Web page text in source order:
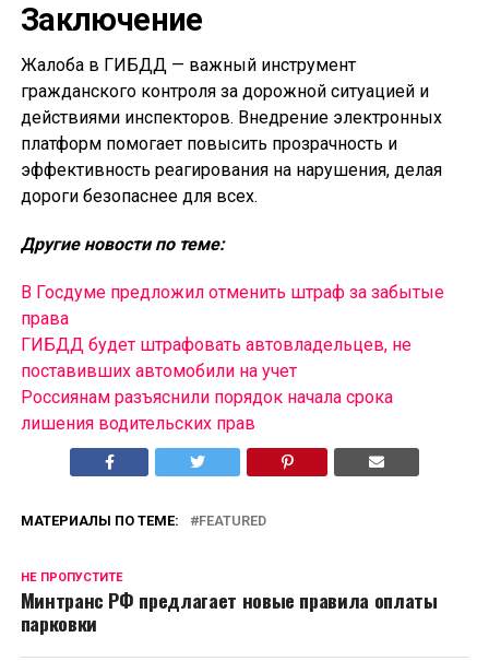
Заключение
Жалоба в ГИБДД — важный инструмент
гражданского контроля за дорожной ситуацией и
действиями инспекторов. Внедрение электронных
платформ помогает повысить прозрачность и
эффективность реагирования на нарушения, делая
дороги безопаснее для всех.
Другие новости по теме:
В Госдуме предложил отменить штраф за забытые
права
ГИБДД будет штрафовать автовладельцев, не
поставивших автомобили на учет
Россиянам разъяснили порядок начала срока
лишения водительских прав
МАТЕРИАЛЫ ПО ТЕМЕ: FEATURED
НЕ ПРОПУСТИТЕ
Минтранс РФ предлагает новые правила оплаты
парковки